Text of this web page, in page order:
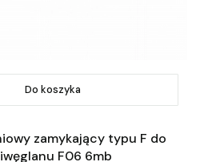
Do koszyka
zamykający typu F do
F06 6mb